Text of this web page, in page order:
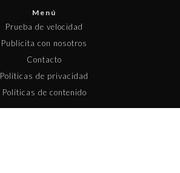
Menú
Prueba de velocidad
Publicita con nosotros
Contacto
Políticas de privacidad
Políticas de contenido